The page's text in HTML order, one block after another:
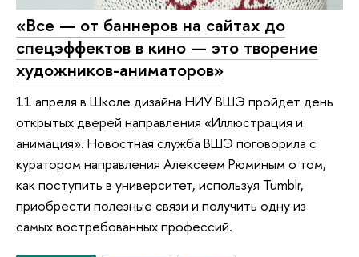
«Все — от баннеров на сайтах до
спецэффектов в кино — это творение
художников-аниматоров»
11 апреля в Школе дизайна НИУ ВШЭ пройдет день
открытых дверей направления «Иллюстрация и
анимация». Новостная служба ВШЭ поговорила с
куратором направления Алексеем Рюминым о том,
как поступить в университет, используя Tumblr,
приобрести полезные связи и получить одну из
самых востребованных профессий.